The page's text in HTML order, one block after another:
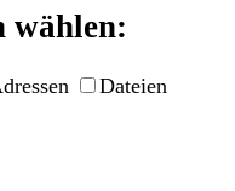
wählen:
Dateien